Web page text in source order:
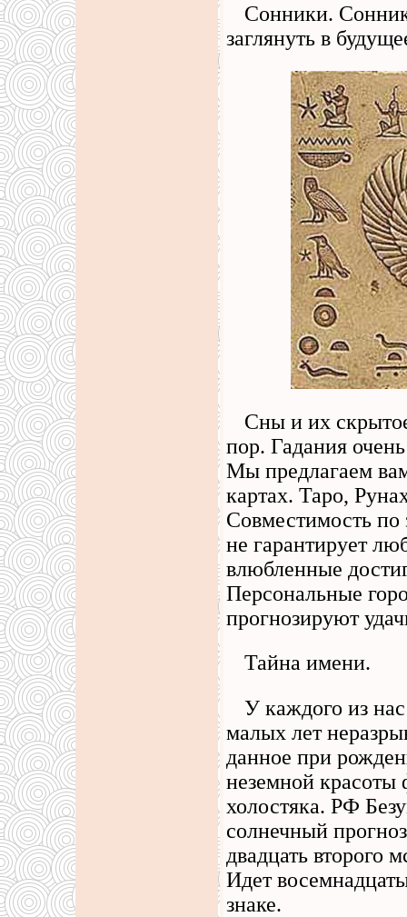
Сонники.
заглянуть в
Сны и их
пор. Гадания
Мы предлагаем
картах. Таро,
Совместимость по
не гарантирует
влюбленные
Персональные
прогнозируют
Тайна имени.
У каждого из
малых лет
данное при
неземной красоты
холостяка. РФ
солнечный
двадцать второго
Идет
знаке.